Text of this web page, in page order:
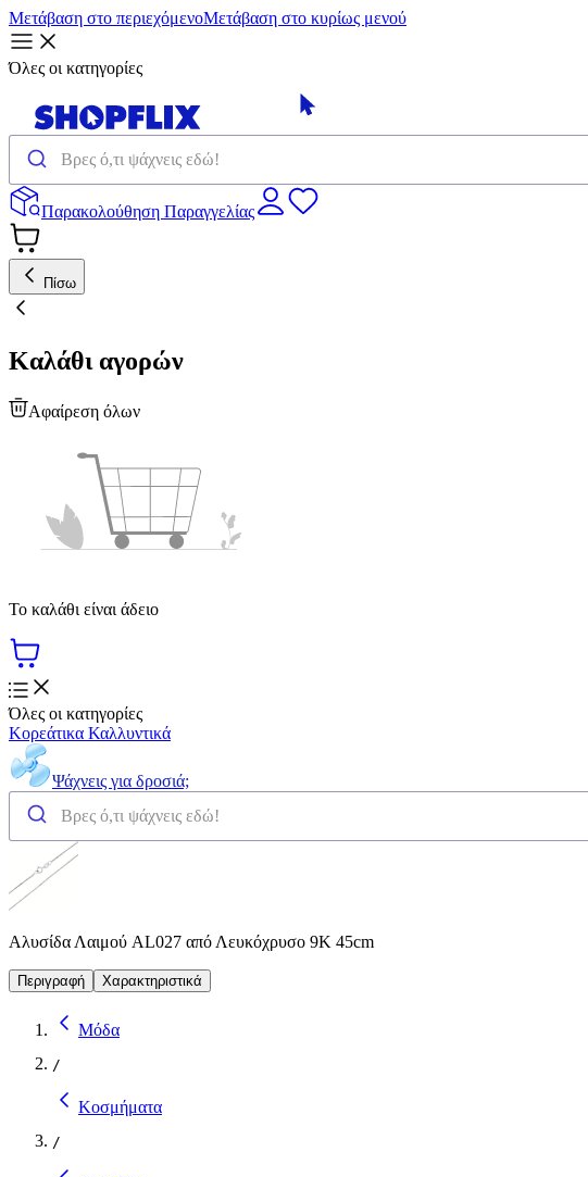
Μετάβαση στο περιεχόμενοΜετάβαση στο κυρίως μενού
Όλες οι κατηγορίες
Παρακολούθηση Παραγγελίας
Πίσω
Καλάθι αγορών
Αφαίρεση όλων
Το καλάθι είναι άδειο
Όλες οι κατηγορίες
Κορεάτικα Καλλυντικά
Ψάχνεις για δροσιά;
Αλυσίδα Λαιμού AL027 από Λευκόχρυσο 9K 45cm
Περιγραφή Χαρακτηριστικά
Μόδα
/
Κοσμήματα
/